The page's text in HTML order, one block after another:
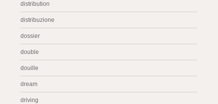
distribution
distribuzione
dossier
double
douille
dream
driving